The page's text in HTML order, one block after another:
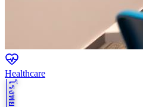
Healthcare